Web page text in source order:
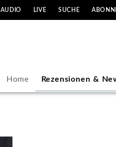
AUDIO LIVE SUCHE
Home Rezensionen &